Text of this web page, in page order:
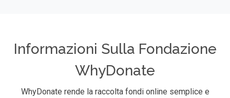
Informazioni Sulla Fondazione
WhyDonate
WhyDonate rende la raccolta fondi online semplice e